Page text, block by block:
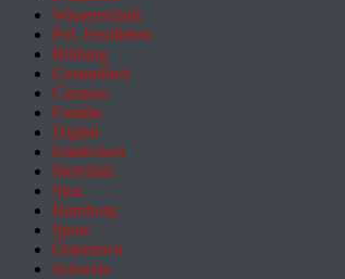
Wissenschaft
Pol. Feuilleton
Bildung
Gesundheit
Campus
Familie
Digital
Entdecken
Mobilität
Sinn
Hamburg
Sport
Österreich
Schweiz